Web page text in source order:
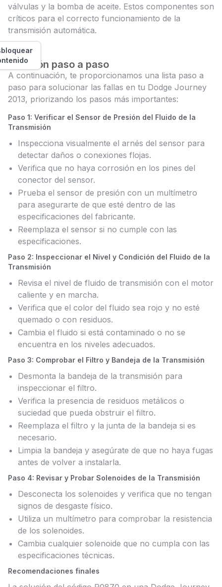
válvulas y la bomba de aceite. Estos componentes son
críticos para el correcto funcionamiento de la
transmisión automática.
Solución paso a paso
A continuación, te proporcionamos una lista paso a
paso para solucionar las fallas en tu Dodge Journey
2013, priorizando los pasos más importantes:
Paso 1: Verificar el Sensor de Presión del Fluido de la
Transmisión
Inspecciona visualmente el arnés del sensor para
detectar daños o conexiones flojas.
Verifica que no haya corrosión en los pines del
conector del sensor.
Prueba el sensor de presión con un multímetro
para asegurarte de que esté dentro de las
especificaciones del fabricante.
Reemplaza el sensor si no cumple con las
especificaciones.
Paso 2: Inspeccionar el Nivel y Condición del Fluido de la
Transmisión
Revisa el nivel de fluido de transmisión con el motor
caliente y en marcha.
Verifica que el color del fluido sea rojo y no esté
quemado o con residuos.
Cambia el fluido si está contaminado o no se
encuentra en los niveles adecuados.
Paso 3: Comprobar el Filtro y Bandeja de la Transmisión
Desmonta la bandeja de la transmisión para
inspeccionar el filtro.
Verifica la presencia de residuos metálicos o
suciedad que pueda obstruir el filtro.
Reemplaza el filtro y la junta de la bandeja si es
necesario.
Limpia la bandeja y asegúrate de que no haya fugas
antes de volver a instalarla.
Paso 4: Revisar y Probar Solenoides de la Transmisión
Desconecta los solenoides y verifica que no tengan
signos de desgaste físico.
Utiliza un multímetro para comprobar la resistencia
de los solenoides.
Cambia cualquier solenoide que no cumpla con las
especificaciones técnicas.
Recomendaciones finales